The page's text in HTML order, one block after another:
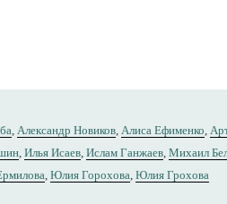
, Александр Новиков, Алиса Ефименко,
, Илья Исаев, Ислам Ганжаев, Михаил
, Юлия Горохова, Юлия Грохова